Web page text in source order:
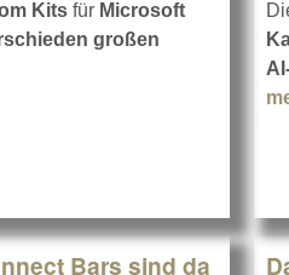
Kits für Microsoft
großen
Bars sind da